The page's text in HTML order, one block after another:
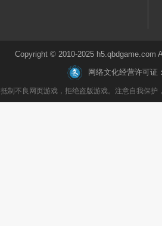
Copyright © 2010-2025 h5.qbdgame.com
网络文化经营许可证：
抵制不良网页游戏，拒绝盗版游戏。注意自我保